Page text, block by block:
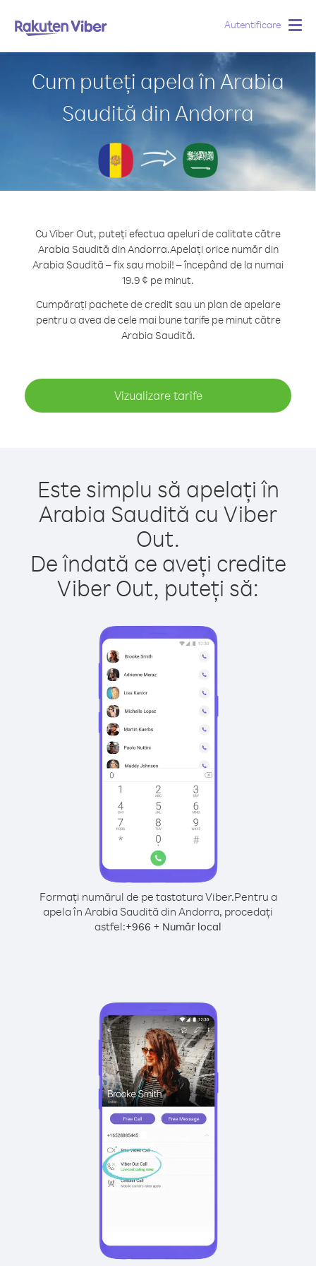
Autentificare
Cum puteți apela în Arabia
Saudită din Andorra
Cu Viber Out, puteți efectua apeluri de calitate către
Arabia Saudită din Andorra.Apelați orice număr din
Arabia Saudită – fix sau mobil! – începând de la numai
19.9 ¢ pe minut.
Cumpărați pachete de credit sau un plan de apelare
pentru a avea de cele mai bune tarife pe minut către
Arabia Saudită.
Vizualizare tarife
Este simplu să apelați în
Arabia Saudită cu Viber
Out.
De îndată ce aveți credite
Viber Out, puteți să:
Formați numărul de pe tastatura Viber.Pentru a
apela în Arabia Saudită din Andorra, procedați
astfel:+966 + Număr local